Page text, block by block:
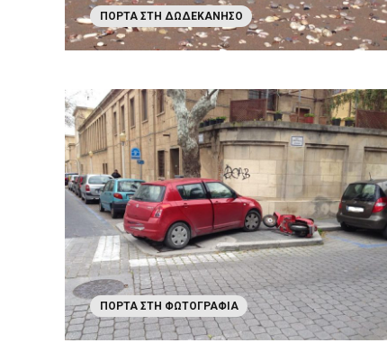
ΠΌΡΤΑ ΣΤΗ ΔΩΔΕΚΆΝΗΣΟ
ΠΌΡΤΑ ΣΤΗ ΦΩΤΟΓΡΑΦΊΑ